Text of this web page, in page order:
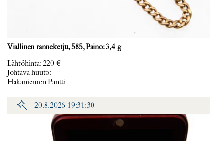
Viallinen ranneketju, 585, Paino: 3,4 g
Lähtöhinta:220 €
Johtava huuto:-
Hakaniemen Pantti
20.8.2026 19:31:30